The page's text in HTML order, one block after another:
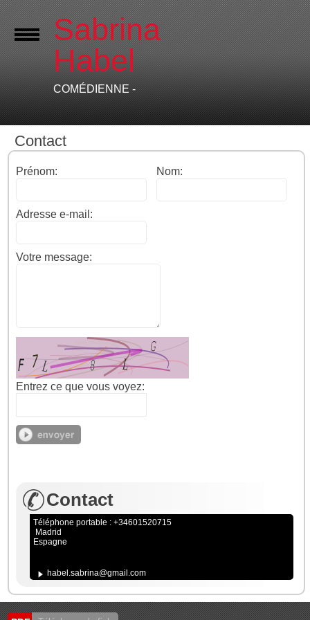
Sabrina
Habel
COMÉDIENNE -
Contact
Prénom: Nom:
Adresse e-mail:
Votre message:
Entrez ce que vous voyez:
Contact
Téléphone portable : +34601520715
Madrid
Espagne
habel.sabrina@gmail.com